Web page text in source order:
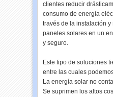
clientes reducir
consumo de energía
través de la instalación
paneles solares en un
y seguro.
Este tipo de soluciones
entre las cuales
La energía solar no
Se suprimen los altos